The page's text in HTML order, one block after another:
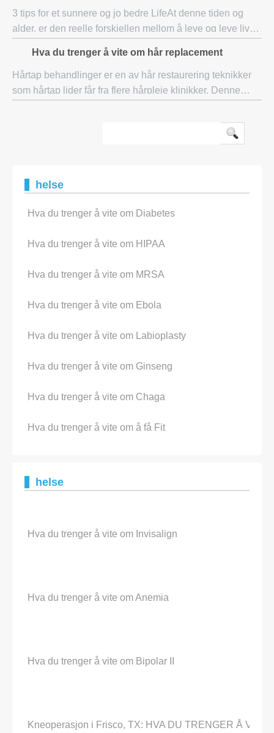
3 tips for et sunnere og jo bedre LifeAt denne tiden og
alder, er den reelle forskjellen mellom å leve og leve livet
sunnere syn på livet. Den
Hva du trenger å vite om hår replacement
Hårtap behandlinger er en av hår restaurering teknikker
som hårtap lider får fra flere hårpleie klinikker. Denne
helse
Hva du trenger å vite om Diabetes
Hva du trenger å vite om HIPAA
Hva du trenger å vite om MRSA
Hva du trenger å vite om Ebola
Hva du trenger å vite om Labioplasty
Hva du trenger å vite om Ginseng
Hva du trenger å vite om Chaga
Hva du trenger å vite om å få Fit
helse
Hva du trenger å vite om Invisalign
Hva du trenger å vite om Anemia
Hva du trenger å vite om Bipolar II
Kneoperasjon i Frisco, TX: HVA DU TRENGER Å VITE